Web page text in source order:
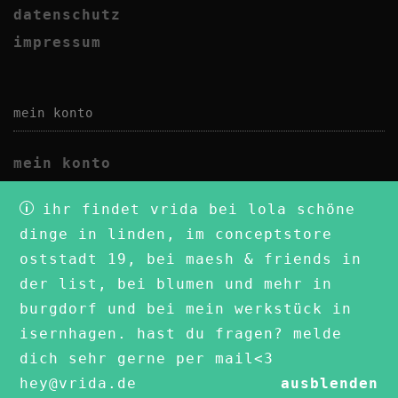
datenschutz
impressum
mein konto
mein konto
2020 vrida
ihr findet vrida bei lola schöne
dinge in linden, im conceptstore
oststadt 19, bei maesh & friends in
der list, bei blumen und mehr in
burgdorf und bei mein werkstück in
isernhagen. hast du fragen? melde
dich sehr gerne per mail<3
hey@vrida.de
ausblenden